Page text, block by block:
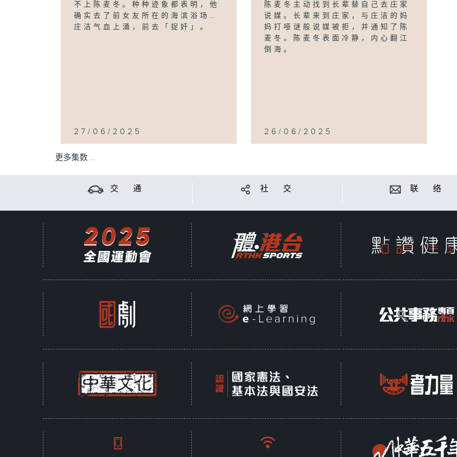
不上陈麦冬。种种迹象都表明，他
确实去了前女友所在的海滨浴场…
庄洁气血上涌，前去「捉奸」。
27/06/2025
陈麦冬主动找到长辈替自己去庄家
说媒。长辈来到庄家，与庄洁的妈
妈打哑谜般说媒被拒，并通知了陈
麦冬。陈麦冬表面冷静，内心翻江
倒海。
26/06/2025
更多集数 ...
交 通 社 交 联 络